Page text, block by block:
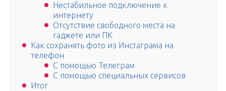
Нестабильное подключение к
интернету
Отсутствие свободного места на
гаджете или ПК
Как сохранять фото из Инстаграма на
телефон
С помощью Телеграм
С помощью специальных сервисов
Итог